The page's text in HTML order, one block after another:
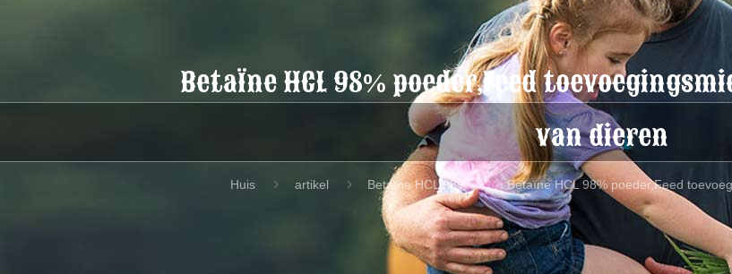
Betaïne HCL 98% poeder,Feed
van dieren
Huis artikel Betaïne HCL 98% Betaïne HCL 98% poeder,Feed